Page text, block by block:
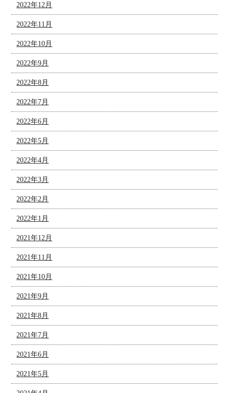
2022年12月
2022年11月
2022年10月
2022年9月
2022年8月
2022年7月
2022年6月
2022年5月
2022年4月
2022年3月
2022年2月
2022年1月
2021年12月
2021年11月
2021年10月
2021年9月
2021年8月
2021年7月
2021年6月
2021年5月